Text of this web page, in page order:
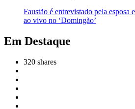
Faustão é entrevistado pela esposa
ao vivo no ‘Domingão’
Em Destaque
320 shares